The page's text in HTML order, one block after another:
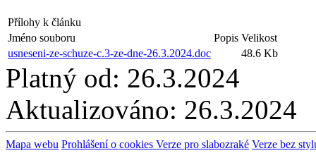
Přílohy k článku
Jméno souboru
Popis Velikost
usneseni-ze-schuze-c.3-ze-dne-26.3.2024.doc
48.6 Kb
Platný od: 26.3.2024
Aktualizováno: 26.3.2024
Mapa webu Prohlášení o cookies Verze pro slabozraké Verze bez